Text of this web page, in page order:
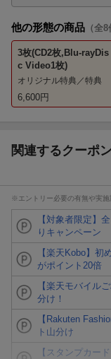
他の形態の商品 （全8
3枚(CD2枚,Blu-rayDis
c Video1枚)
オリジナル特典／特典
6,600円
関連するクーポ
※エントリー必要の有無や実施
【対象者限定】
りキャンペーン
【楽天Kobo】初
がポイント20倍
【楽天モバイル
分け！
【Rakuten
ト山分け
【スタンプカー